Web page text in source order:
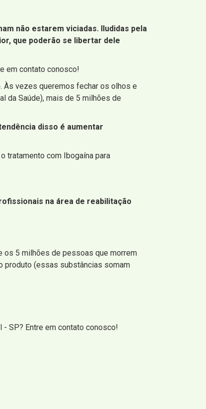
não estarem viciadas. Iludidas pela
que poderão se libertar dele
em contato conosco!
Às vezes queremos fechar os olhos e
da Saúde), mais de 5 milhões de
disso é aumentar
tratamento com Ibogaína para
na área de reabilitação
os 5 milhões de pessoas que morrem
produto (essas substâncias somam
- SP? Entre em contato conosco!